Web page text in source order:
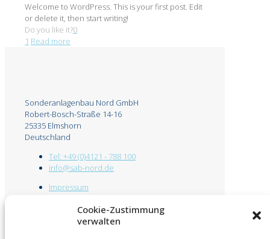
Cookie-Zustimmung
verwalten
Welcome to WordPress. This is your first post. Edit
or delete it, then start writing!
Do you like it?0
1 Read more
Sonderanlagenbau Nord GmbH
Robert-Bosch-Straße 14-16
25335 Elmshorn
Deutschland
Tel: +49 (0)4121 - 788 100
info@sab-nord.de
Impressum